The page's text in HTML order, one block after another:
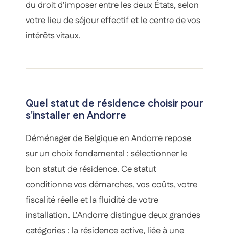
du droit d'imposer entre les deux États, selon
votre lieu de séjour effectif et le centre de vos
intérêts vitaux.
Quel statut de résidence choisir pour
s'installer en Andorre
Déménager de Belgique en Andorre repose
sur un choix fondamental : sélectionner le
bon statut de résidence. Ce statut
conditionne vos démarches, vos coûts, votre
fiscalité réelle et la fluidité de votre
installation. L'Andorre distingue deux grandes
catégories : la résidence active, liée à une